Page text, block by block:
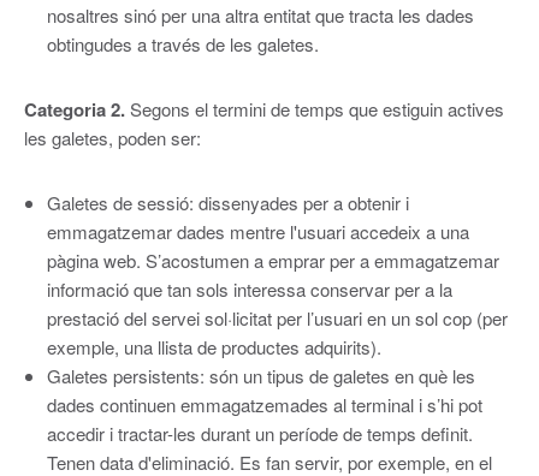
nosaltres sinó per una altra entitat que tracta les dades
obtingudes a través de les galetes.
Categoria 2.Segons el termini de temps que estiguin actives
les galetes, poden ser:
Galetes de sessió: dissenyades per a obtenir i
emmagatzemar dades mentre l'usuari accedeix a una
pàgina web. S’acostumen a emprar per a emmagatzemar
informació que tan sols interessa conservar per a la
prestació del servei sol·licitat per l’usuari en un sol cop (per
exemple, una llista de productes adquirits).
Galetes persistents: són un tipus de galetes en què les
dades continuen emmagatzemades al terminal i s’hi pot
accedir i tractar-les durant un període de temps definit.
Tenen data d'eliminació. Es fan servir, por exemple, en el